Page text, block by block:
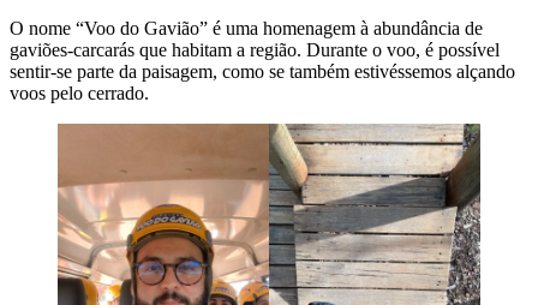
O nome “Voo do Gavião” é uma homenagem à abundância de
gaviões-carcarás que habitam a região. Durante o voo, é possível
sentir-se parte da paisagem, como se também estivéssemos alçando
voos pelo cerrado.